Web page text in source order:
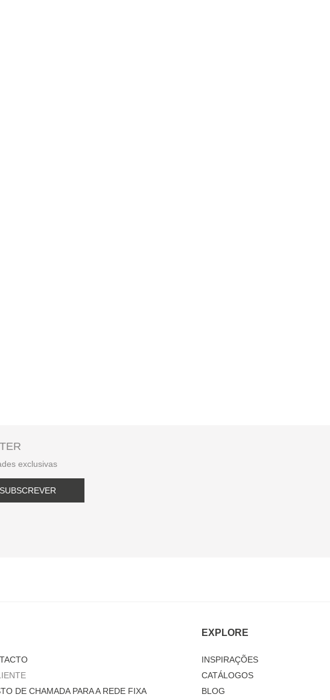
exclusivas
SUBSCREVER
DE CHAMADA PARA A REDE FIXA
EXPLORE
INSPIRAÇÕES
CATÁLOGOS
BLOG